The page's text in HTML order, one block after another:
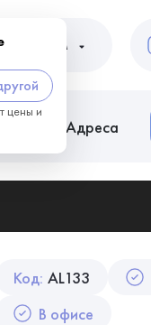
цены и
Адреса
Код: AL133
В офисе